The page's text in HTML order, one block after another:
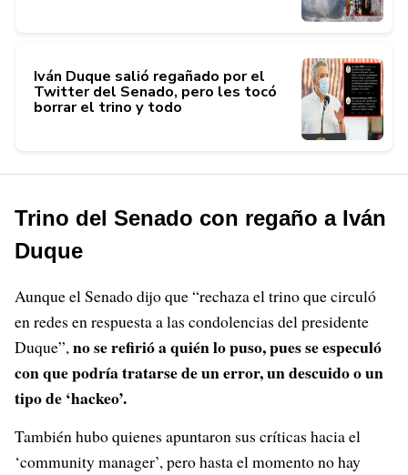
Iván Duque salió regañado por el
Twitter del Senado, pero les tocó
borrar el trino y todo
Trino del Senado con regaño a Iván
Duque
Aunque el Senado dijo que “rechaza el trino que circuló
en redes en respuesta a las condolencias del presidente
Duque”,no se refirió a quién lo puso, pues se especuló
con que podría tratarse de un error, un descuido o un
tipo de ‘hackeo’.
También hubo quienes apuntaron sus críticas hacia el
‘community manager’, pero hasta el momento no hay